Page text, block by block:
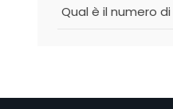
Qual è il numero